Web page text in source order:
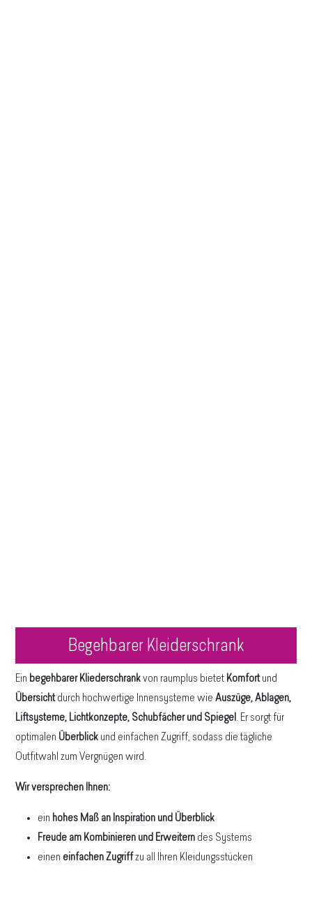
Begehbarer Kleiderschrank
Ein begehbarer Kliederschrankvon raumplus bietet Komfortund
Übersichtdurch hochwertige Innensysteme wieAuszüge, Ablagen,
Liftsysteme, Lichtkonzepte, Schubfächer und Spiegel. Er sorgt für
optimalen Überblick und einfachen Zugriff, sodass die tägliche
Outfitwahl zum Vergnügen wird.
Wir versprechen Ihnen:
ein hohes Maß an Inspiration und Überblick
Freude am Kombinieren und Erweitern des Systems
einen einfachen Zugriffzu all Ihren Kleidungsstücken